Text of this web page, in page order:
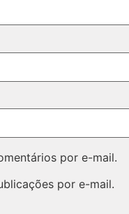
por e-mail.
por e-mail.